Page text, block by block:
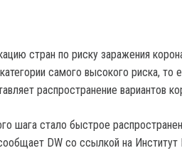
стран по риску заражения
самого высокого риска, то
распространение вариантов
шага стало быстрое
DW со ссылкой на